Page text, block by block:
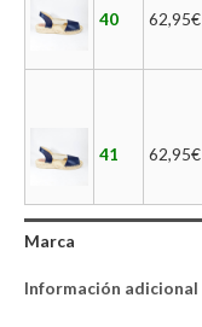
40 62,95€
41 62,95€
Marca
Información adicional